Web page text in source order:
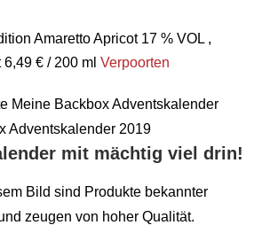
Amaretto Apricot 17 % VOL ,
€ / 200 ml Verpoorten
Adventskalender 2019
mit mächtig viel drin!
Bild sind Produkte bekannter
zeugen von hoher Qualität.